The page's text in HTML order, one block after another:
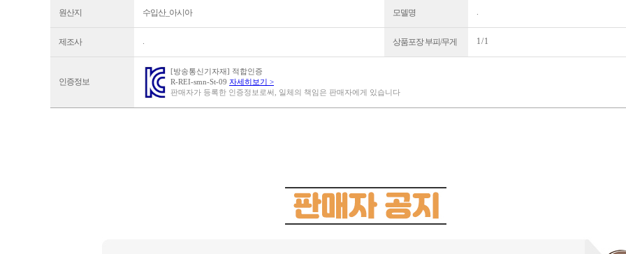
원산지 수입산_아시아 모델명 .
제조사 . 상품포장 부피/무게 1 / 1
인증정보
[방송통신기자재] 적합인증
R-REI-smn-St-09 자세히보기 >
판매자가 등록한 인증정보로써, 일체의 책임은 판매자에게 있습니다